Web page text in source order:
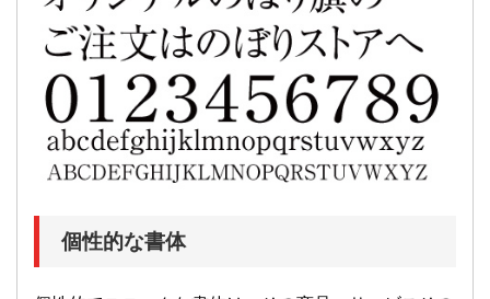
個性的な書体